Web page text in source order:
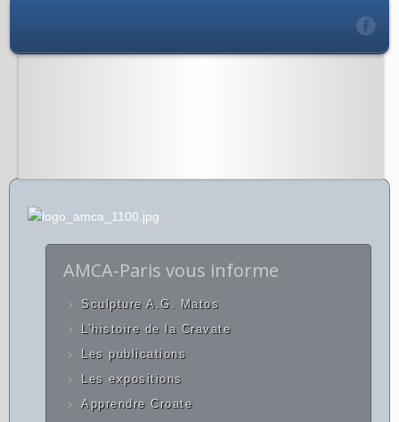
AMCA-Paris vous informe
Sculpture A.G. Matos
L’histoire de la Cravate
Les publications
Les expositions
Apprendre Croate